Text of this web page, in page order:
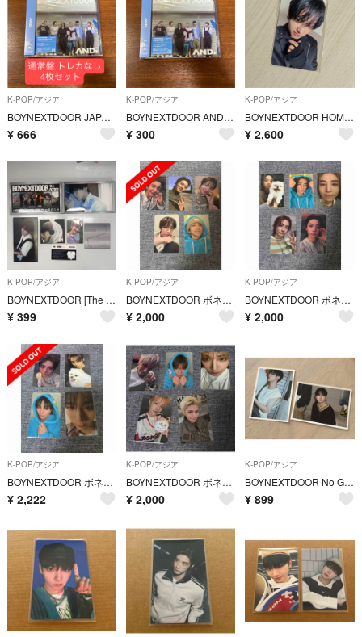
K-POP/アジア
BOYNEXTDOOR JAPAN AND 通常盤 4枚 トレカなし
¥ 666
K-POP/アジア
BOYNEXTDOOR AND 通常盤 1枚 トレカなし
¥ 300
K-POP/アジア
BOYNEXTDOOR HOME 2.0 jumpup ジェヒョン ラキドロ トレカ
¥ 2,600
K-POP/アジア
BOYNEXTDOOR [The Action] (Frame Ver.)（韓国盤）【正規輸入盤】 ウナク
¥ 399
K-POP/アジア
BOYNEXTDOOR ボネクド HOME トレカ ウナク WOONHAK
¥ 2,000
K-POP/アジア
BOYNEXTDOOR ボネクド イハン LEEHAN トレカ HOME
¥ 2,000
K-POP/アジア
BOYNEXTDOOR ボネクド テサン TAESAN トレカ HOME
¥ 2,222
K-POP/アジア
BOYNEXTDOOR ボネクド リウ RIWOO トレカ HOME
¥ 2,000
K-POP/アジア
BOYNEXTDOOR No Genre ジェヒョン ポストカード セット
¥ 899